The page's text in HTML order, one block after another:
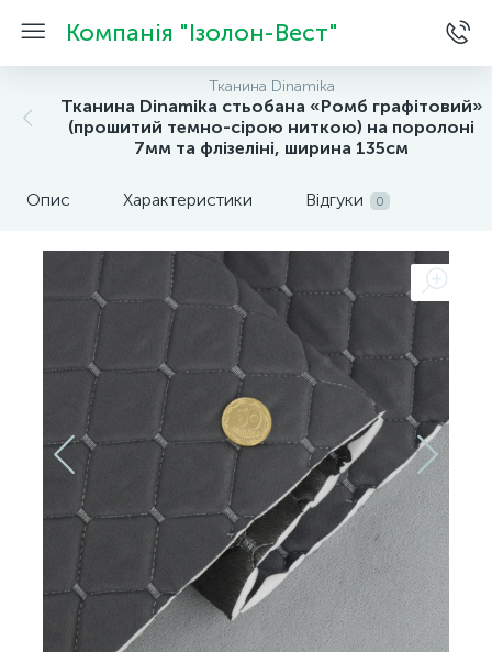
Компанія "Ізолон-Вест"
Тканина Dinamika
Тканина Dinamika стьобана «Ромб графітовий»
(прошитий темно-сірою ниткою) на поролоні
7мм та флізеліні, ширина 135см
Опис Характеристики Відгуки 0